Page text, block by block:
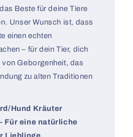
Beste für deine Tiere
Unser Wunsch ist, dass
einen echten
– für dein Tier, dich
von Geborgenheit, das
zu alten Traditionen
Hund Kräuter
Für eine natürliche